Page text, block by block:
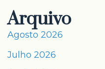
Arquivo
Agosto 2026
Julho 2026